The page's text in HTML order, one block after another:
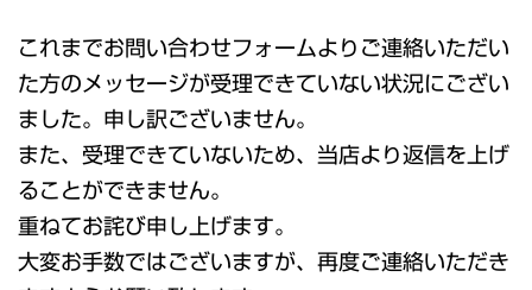
これまでお問い合わせフォームよりご連絡いただい
た方のメッセージが受理できていない状況にござい
ました。申し訳ございません。
また、受理できていないため、当店より返信を上げ
ることができません。
重ねてお詫び申し上げます。
大変お手数ではございますが、再度ご連絡いただき